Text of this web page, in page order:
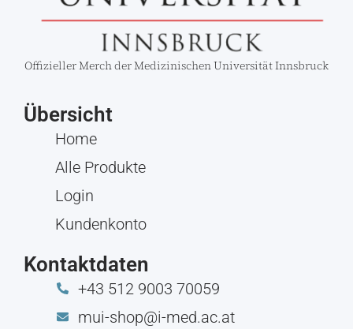
Offizieller Merch der Medizinischen Universität Innsbruck
Übersicht
Home
Alle Produkte
Login
Kundenkonto
Kontaktdaten
+43 512 9003 70059
mui-shop@i-med.ac.at